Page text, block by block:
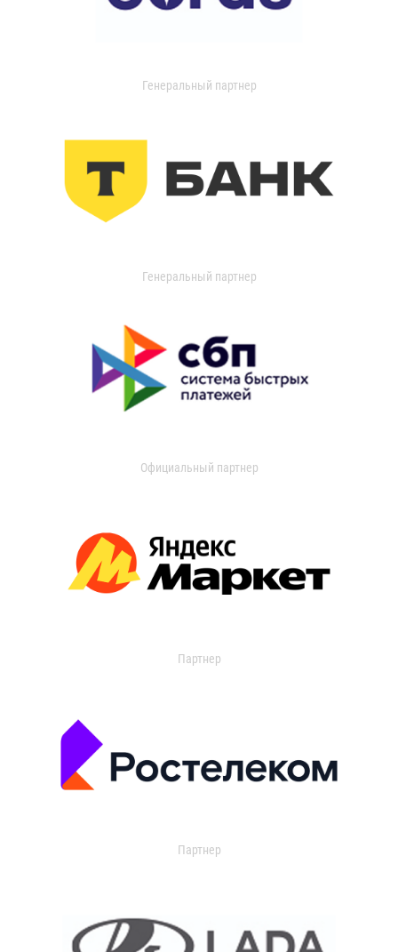
Генеральный партнер
Генеральный партнер
Официальный партнер
Партнер
Партнер